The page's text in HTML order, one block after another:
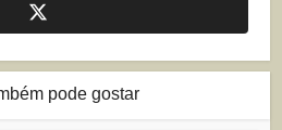
pode gostar